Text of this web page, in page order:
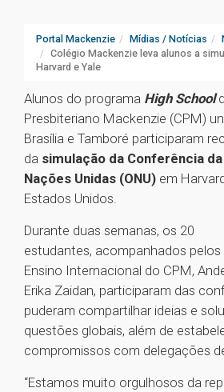
Portal Mackenzie Mídias / Notícias
Colégio Mackenzie leva alunos a
Harvard e Yale
Alunos do programa High School
Presbiteriano Mackenzie (CPM)
Brasília e Tamboré participaram
da simulação da Conferência
Nações Unidas (ONU) em
Estados Unidos.
Durante duas semanas, os 20
estudantes, acompanhados
Ensino Internacional do CPM,
Erika Zaidan, participaram das
puderam compartilhar ideias e
questões globais, além de
compromissos com delegações
“Estamos muito orgulhosos da